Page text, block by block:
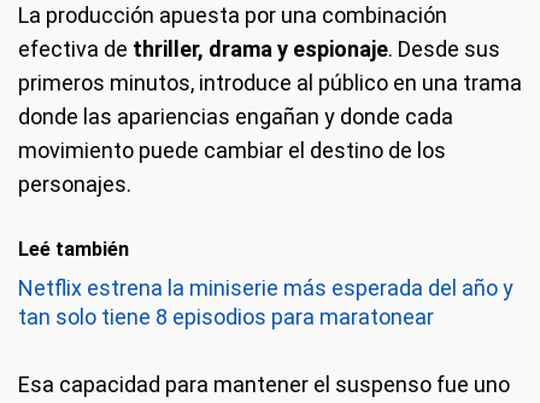
La producción apuesta por una combinación
efectiva de thriller, drama y espionaje. Desde sus
primeros minutos, introduce al público en una trama
donde las apariencias engañan y donde cada
movimiento puede cambiar el destino de los
personajes.
Leé también
Netflix estrena la miniserie más esperada del año y
tan solo tiene 8 episodios para maratonear
Esa capacidad para mantener el suspenso fue uno